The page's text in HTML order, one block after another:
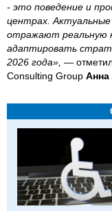
- это поведение и
центрах.
отражают реальную
адаптировать
2026 года», —
Consulting Group Анна